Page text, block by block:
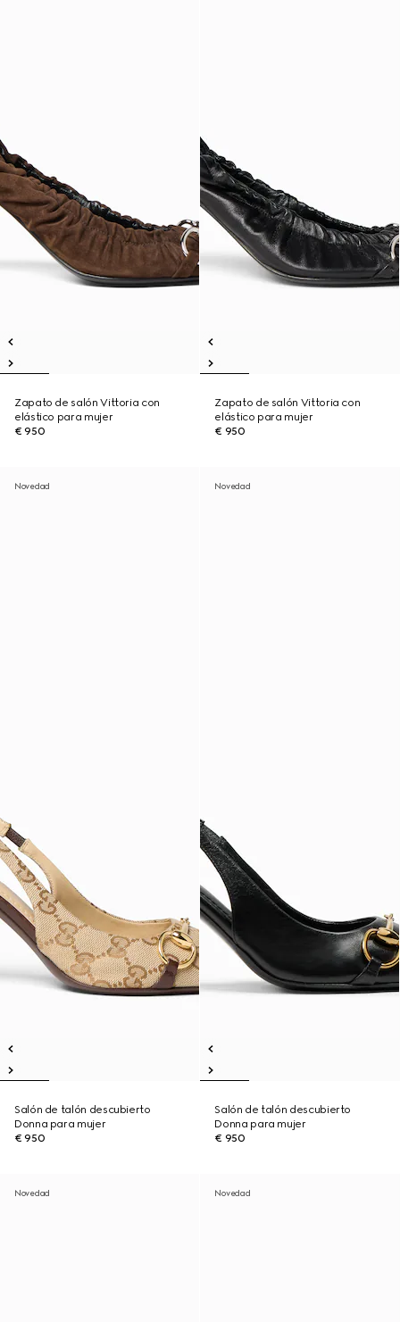
Zapato de salón Vittoria con
elástico para mujer
€ 950
Zapato de salón Vittoria con
elástico para mujer
€ 950
Novedad
Salón de talón descubierto
Donna para mujer
€ 950
Novedad
Salón de talón descubierto
Donna para mujer
€ 950
Novedad Novedad